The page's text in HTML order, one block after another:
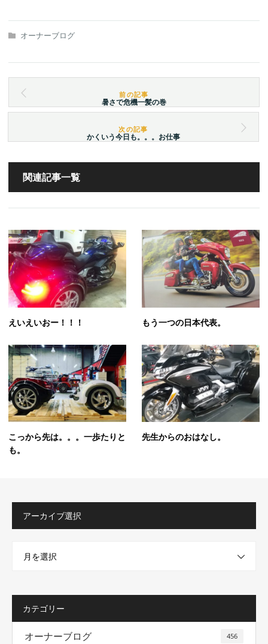
オーナーブログ
暑さで危機一髪の巻
かくいう今日も。。。お仕事
関連記事一覧
えいえいおー！！！ もう一つの日本代表。
こっから先は。。。一歩たりと
も。
先生からのおはなし。
アーカイブ選択
月を選択
カテゴリー
オーナーブログ 456